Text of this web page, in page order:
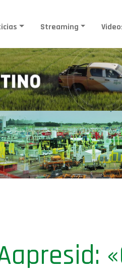
Streaming